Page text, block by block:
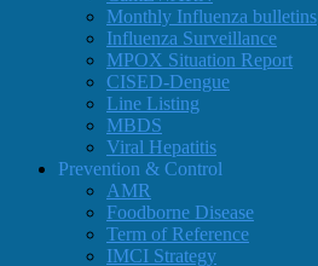
Monthly Influenza bulletins
Influenza Surveillance
MPOX Situation Report
CISED-Dengue
Line Listing
MBDS
Viral Hepatitis
Prevention & Control
AMR
Foodborne Disease
Term of Reference
IMCI Strategy